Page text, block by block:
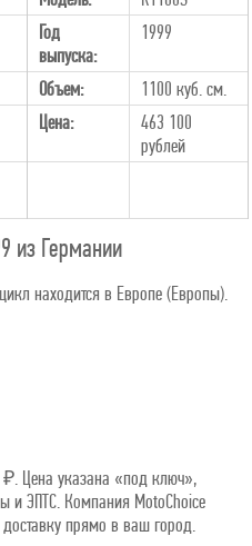
Год
выпуска:
1999
Объем:
1100 куб. см.
Цена:
463 100
рублей
из Германии
находится в Европе (Европы).
₽. Цена указана «под ключ»,
и ЭПТС. Компания MotoChoice
прямо в ваш город.